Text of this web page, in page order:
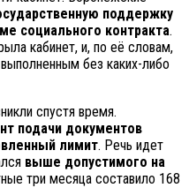
поддержку
социального контракта.
кабинет, и, по её словам,
без каких-либо
спустя время.
подачи документов
лимит. Речь идет
выше допустимого на
три месяца составило 168